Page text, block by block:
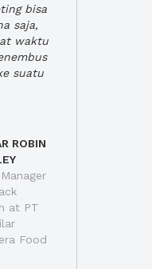
bisa
saja,
waktu
suatu
ROBIN
at PT
Food